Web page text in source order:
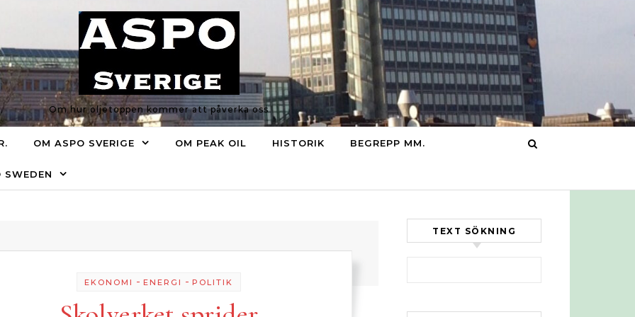
Om hur oljetoppen kommer att påverka oss
OM ASPO SVERIGE OM PEAK OIL HISTORIK BEGREPP MM.
EKONOMI - ENERGI - POLITIK
TEXT SÖKNING